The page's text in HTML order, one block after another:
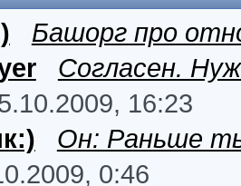
Башорг про
Согласен.
16:23
Он: Раньше
0:46